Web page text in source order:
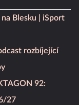
na Blesku
iSport
rozbíjející
92:
27